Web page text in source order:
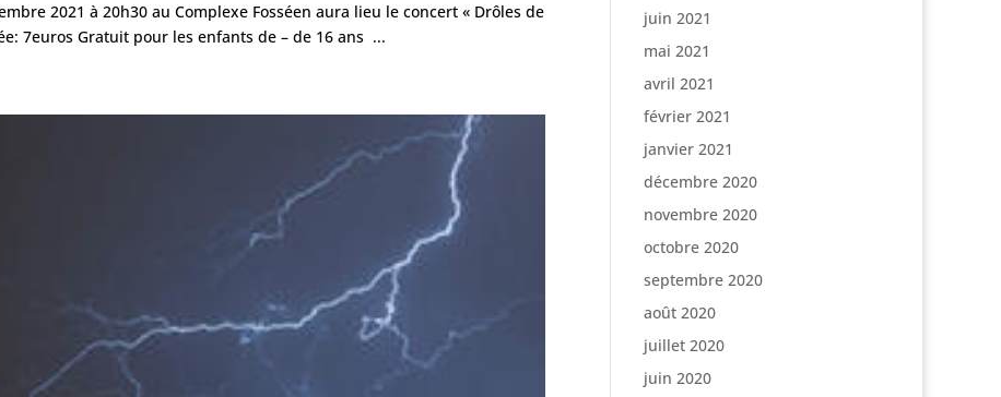
2021 à 20h30 au Complexe Fosséen aura lieu le concert « Drôles de
7euros Gratuit pour les enfants de – de 16 ans ...
juin 2021
mai 2021
avril 2021
février 2021
janvier 2021
décembre 2020
novembre 2020
octobre 2020
septembre 2020
août 2020
juillet 2020
juin 2020